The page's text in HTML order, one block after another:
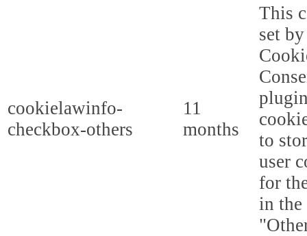
cookielawinfo-
checkbox-others
11
months
This
set
to
user
for
in the